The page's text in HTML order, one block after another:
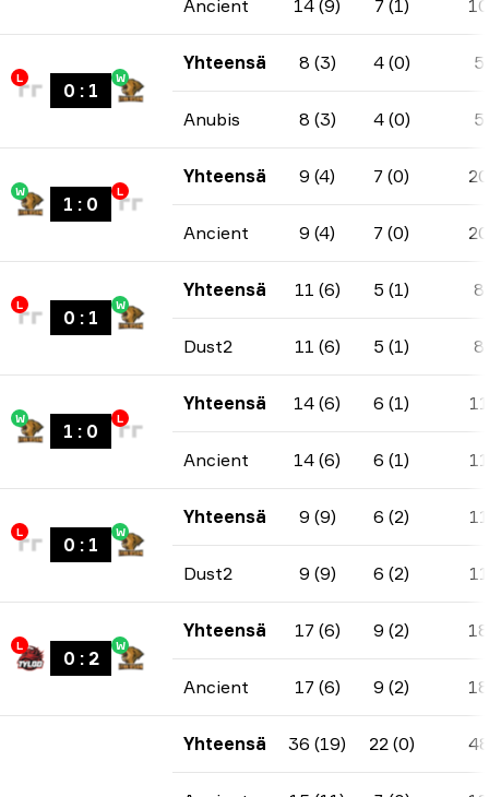
Ancient 14 (9) 7 (1) 10
L
0 : 1
W
Yhteensä 8 (3) 4 (0) 5
Anubis 8 (3) 4 (0) 5
W
1 : 0
L
Yhteensä 9 (4) 7 (0) 20
Ancient 9 (4) 7 (0) 20
L
0 : 1
W
Yhteensä 11 (6) 5 (1) 8
Dust2 11 (6) 5 (1) 8
W
1 : 0
L
Yhteensä 14 (6) 6 (1) 11
Ancient 14 (6) 6 (1) 11
L
0 : 1
W
Yhteensä 9 (9) 6 (2) 11
Dust2 9 (9) 6 (2) 11
L
0 : 2
W
Yhteensä 17 (6) 9 (2) 18
Ancient 17 (6) 9 (2) 18
Yhteensä 36 (19) 22 (0) 48